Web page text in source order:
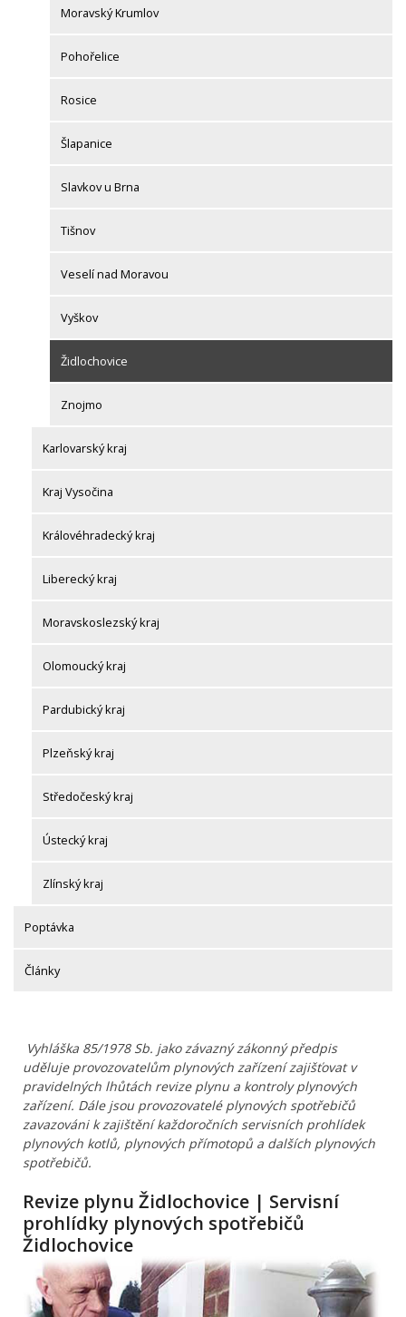
Moravský Krumlov
Pohořelice
Rosice
Šlapanice
Slavkov u Brna
Tišnov
Veselí nad Moravou
Vyškov
Židlochovice
Znojmo
Karlovarský kraj
Kraj Vysočina
Královéhradecký kraj
Liberecký kraj
Moravskoslezský kraj
Olomoucký kraj
Pardubický kraj
Plzeňský kraj
Středočeský kraj
Ústecký kraj
Zlínský kraj
Poptávka
Články
Vyhláška 85/1978 Sb. jako závazný zákonný předpis
uděluje provozovatelům plynových zařízení zajišťovat v
pravidelných lhůtách revize plynu a kontroly plynových
zařízení. Dále jsou provozovatelé plynových spotřebičů
zavazováni k zajištění každoročních servisních prohlídek
plynových kotlů, plynových přímotopů a dalších plynových
spotřebičů.
Revize plynu Židlochovice | Servisní
prohlídky plynových spotřebičů
Židlochovice